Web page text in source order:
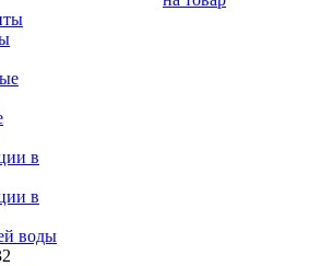
в
в
воды